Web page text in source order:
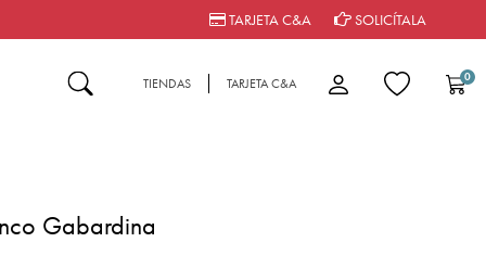
TARJETA C&A SOLICÍTALA
TIENDAS TARJETA C&A 0
Gabardina